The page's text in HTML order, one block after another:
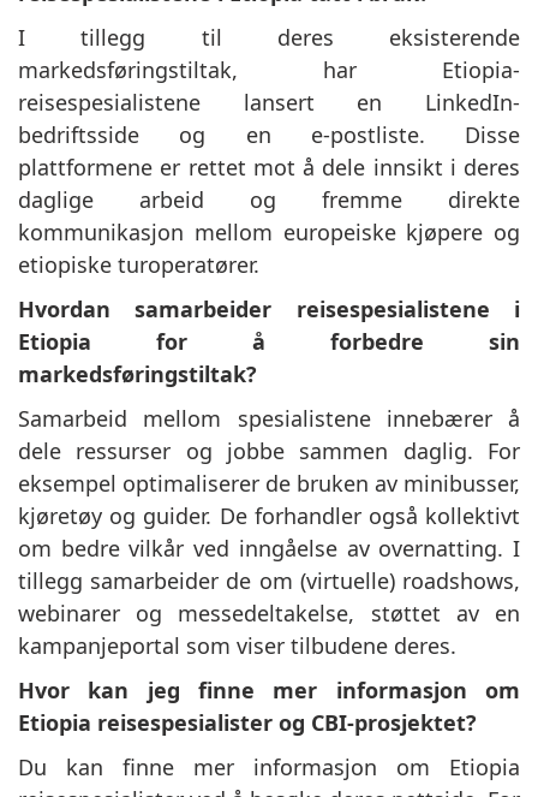
I tillegg til deres eksisterende
markedsføringstiltak, har Etiopia-
reisespesialistene lansert en LinkedIn-
bedriftsside og en e-postliste. Disse
plattformene er rettet mot å dele innsikt i deres
daglige arbeid og fremme direkte
kommunikasjon mellom europeiske kjøpere og
etiopiske turoperatører.
Hvordan samarbeider reisespesialistene i
Etiopia for å forbedre sin
markedsføringstiltak?
Samarbeid mellom spesialistene innebærer å
dele ressurser og jobbe sammen daglig. For
eksempel optimaliserer de bruken av minibusser,
kjøretøy og guider. De forhandler også kollektivt
om bedre vilkår ved inngåelse av overnatting. I
tillegg samarbeider de om (virtuelle) roadshows,
webinarer og messedeltakelse, støttet av en
kampanjeportal som viser tilbudene deres.
Hvor kan jeg finne mer informasjon om
Etiopia reisespesialister og CBI-prosjektet?
Du kan finne mer informasjon om Etiopia